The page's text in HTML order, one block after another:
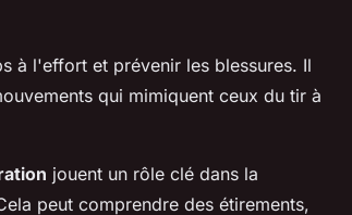
à l'effort et prévenir les blessures. Il
qui mimiquent ceux du tir à
jouent un rôle clé dans la
peut comprendre des étirements,